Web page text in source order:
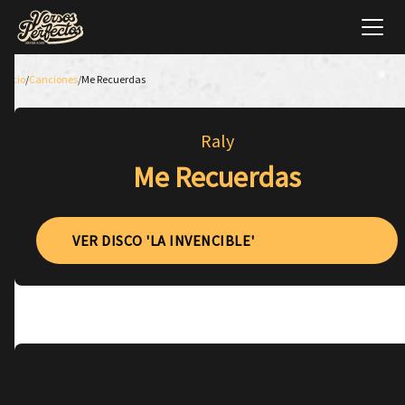
Inicio/Canciones/Me Recuerdas
Raly
Me Recuerdas
VER DISCO 'LA INVENCIBLE'